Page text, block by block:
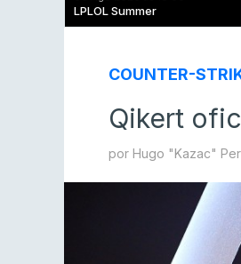
LPLOL Summer
COUNTER-
Qikert
por Hugo "Kazac"